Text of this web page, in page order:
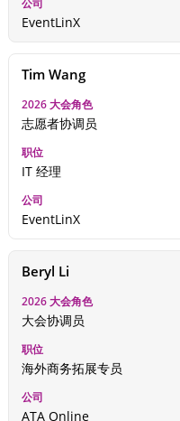
EventLinX
Tim Wang
志愿者协调员
IT 经理
EventLinX
Beryl Li
大会协调员
海外商务拓展专员
ATA Online